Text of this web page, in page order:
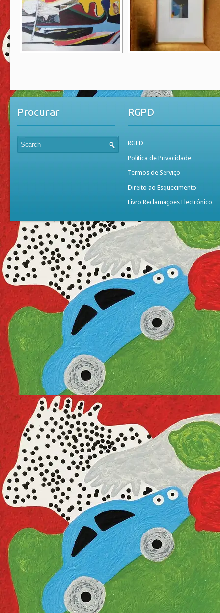
Procurar RGPD
RGPD
Política de Privacidade
Termos de Serviço
Direito ao Esquecimento
Livro Reclamações Electrónico